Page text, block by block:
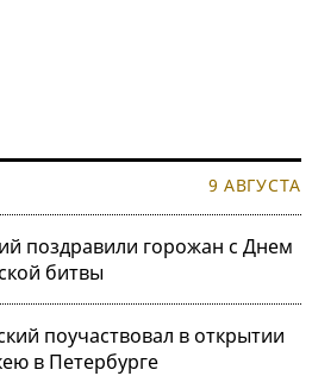
9 АВГУСТА
поздравили горожан с Днем
битвы
поучаствовал в открытии
в Петербурге